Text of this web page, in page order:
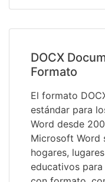
DOCX
Formato
El formato
estándar para
Word desde
Microsoft Word
hogares,
educativos